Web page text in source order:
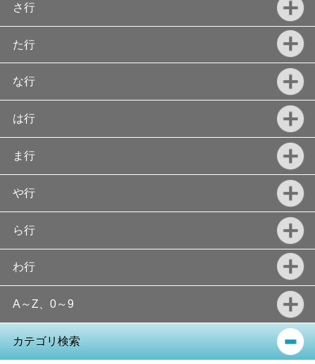
さ行
た行
な行
は行
ま行
や行
ら行
わ行
A～Z、0～9
カテゴリ検索